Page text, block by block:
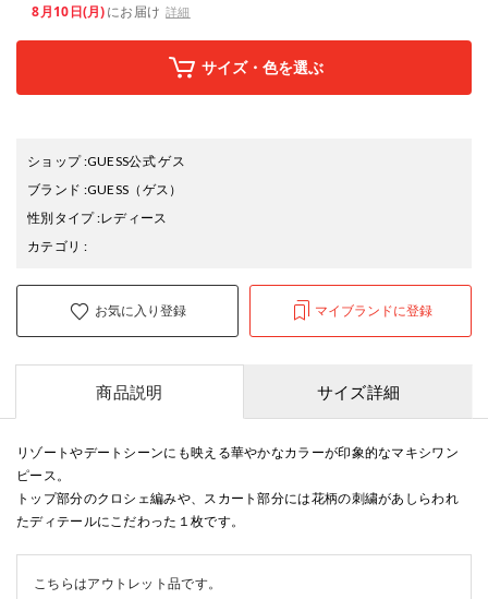
8月10日(月)にお届け 詳細
サイズ・色を選ぶ
ショップ:GUESS公式 ゲス
ブランド :GUESS （ゲス）
性別タイプ:レディース
カテゴリ :
お気に入り登録 マイブランドに登録
商品説明 サイズ詳細
リゾートやデートシーンにも映える華やかなカラーが印象的なマキシワン
ピース。
トップ部分のクロシェ編みや、スカート部分には花柄の刺繍があしらわれ
たディテールにこだわった１枚です。
こちらはアウトレット品です。